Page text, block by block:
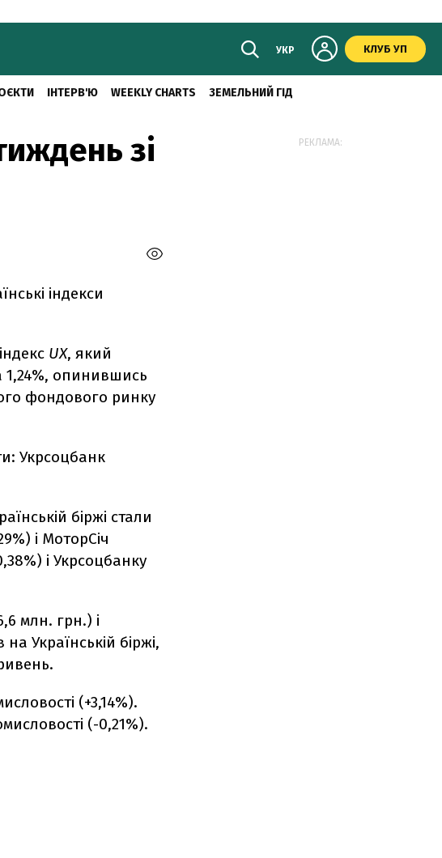
УКР КЛУБ УП
ІНТЕРВ'Ю WEEKLY CHARTS ЗЕМЕЛЬНИЙ ГІД
зі
індекси
UX, який
1,24%, опинившись
фондового ринку
Укрсоцбанк
біржі стали
і МоторСіч
і Укрсоцбанку
млн. грн.) і
Українській біржі,
(+3,14%).
(-0,21%).
РЕКЛАМА: